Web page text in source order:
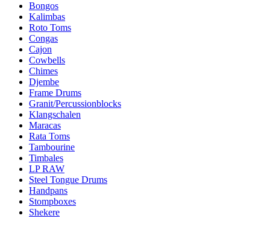
Bongos
Kalimbas
Roto Toms
Congas
Cajon
Cowbells
Chimes
Djembe
Frame Drums
Granit/Percussionblocks
Klangschalen
Maracas
Rata Toms
Tambourine
Timbales
LP RAW
Steel Tongue Drums
Handpans
Stompboxes
Shekere